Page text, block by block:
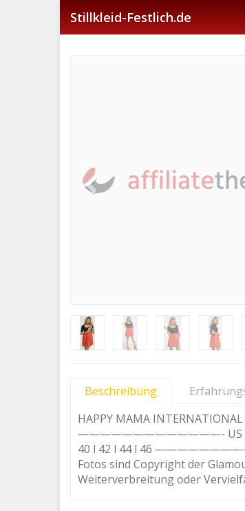
Stillkleid-Festlich.de
Beschreibung
HAPPY MAMA
—————————————- US
40 l 42 l 44 l 46
Fotos sind Copyright der
Weiterverbreitung oder